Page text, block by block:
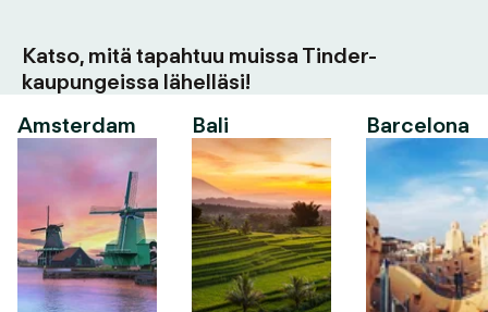
Katso, mitä tapahtuu muissa Tinder-
kaupungeissa lähelläsi!
Amsterdam
Bali Barcelona